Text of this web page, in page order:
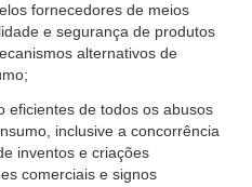
fornecedores de meios
e segurança de produtos
alternativos de
eficientes de todos os abusos
inclusive a concorrência
inventos e criações
comerciais e signos